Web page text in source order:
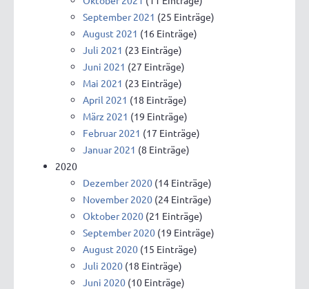
September 2021 (25 Einträge)
August 2021 (16 Einträge)
Juli 2021 (23 Einträge)
Juni 2021 (27 Einträge)
Mai 2021 (23 Einträge)
April 2021 (18 Einträge)
März 2021 (19 Einträge)
Februar 2021 (17 Einträge)
Januar 2021 (8 Einträge)
2020
Dezember 2020 (14 Einträge)
November 2020 (24 Einträge)
Oktober 2020 (21 Einträge)
September 2020 (19 Einträge)
August 2020 (15 Einträge)
Juli 2020 (18 Einträge)
Juni 2020 (10 Einträge)